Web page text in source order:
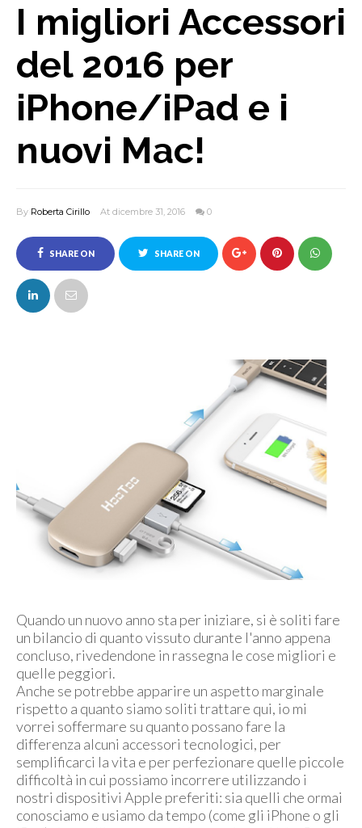
I migliori Accessori
del 2016 per
iPhone/iPad e i
nuovi Mac!
By Roberta Cirillo At dicembre 31, 2016 0
SHARE ON
FACEBOOK
SHARE ON
Quando un nuovo anno sta per iniziare, si è soliti fare
un bilancio di quanto vissuto durante l'anno appena
concluso, rivedendone in rassegna le cose migliori e
quelle peggiori.
Anche se potrebbe apparire un aspetto marginale
rispetto a quanto siamo soliti trattare qui, io mi
vorrei soffermare su quanto possano fare la
differenza alcuni accessori tecnologici, per
semplificarci la vita e per perfezionare quelle piccole
difficoltà in cui possiamo incorrere utilizzando i
nostri dispositivi Apple preferiti: sia quelli che ormai
conosciamo e usiamo da tempo (come gli iPhone o gli